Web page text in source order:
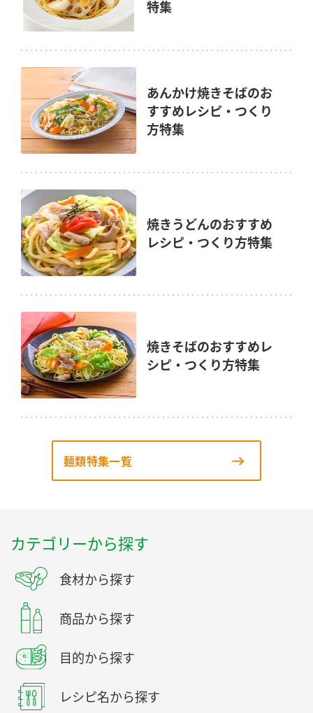
特集
あんかけ焼きそばのお
すすめレシピ・つくり
方特集
焼きうどんのおすすめ
レシピ・つくり方特集
焼きそばのおすすめレ
シピ・つくり方特集
麺類特集一覧
カテゴリーから探す
食材から探す
商品から探す
目的から探す
レシピ名から探す